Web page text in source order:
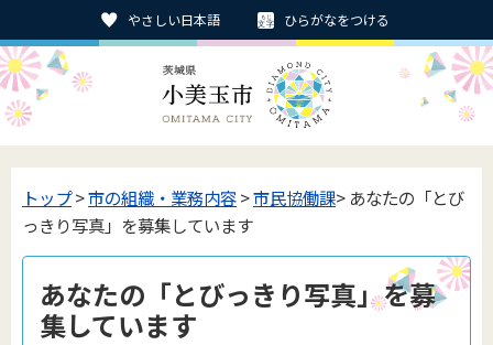
やさしい日本語 ひらがなをつける
トップ>市の組織・業務内容>市民協働課> あなたの「とび
っきり写真」を募集しています
あなたの「とびっきり写真」を募
集しています